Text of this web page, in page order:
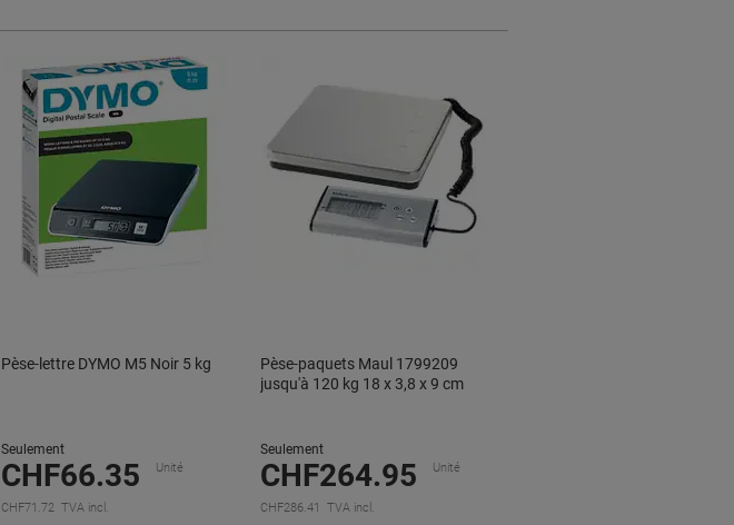
Pèse-lettre DYMO M5 Noir 5 kg
Seulement
CHF66.35 Unité
CHF71.72 TVA incl.
Pèse-paquets Maul 1799209
jusqu'à 120 kg 18 x 3,8 x 9 cm
Seulement
CHF264.95 Unité
CHF286.41 TVA incl.